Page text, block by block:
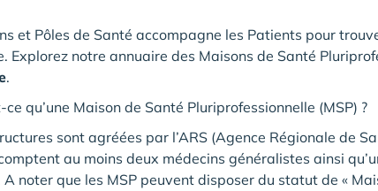
et Pôles de Santé accompagne les Patients pour
Explorez notre annuaire des Maisons de Santé
.
ce qu’une Maison de Santé Pluriprofessionnelle (MSP) ?
sont agréées par l’ARS (Agence Régionale de
au moins deux médecins généralistes ainsi
noter que les MSP peuvent disposer du statut de «